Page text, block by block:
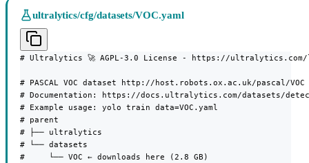
ultralytics/cfg/datasets/VOC.yaml
# Ultralytics 🚀 AGPL-3.0 License - https://ultralytics.com/
# PASCAL VOC dataset http://host.robots.ox.ac.uk/pascal/
# Documentation: https://docs.ultralytics.com/datasets/
# Example usage: yolo train data=VOC.yaml
# parent
# ├── ultralytics
# └── datasets
#     └── VOC ← downloads here (2.8 GB)